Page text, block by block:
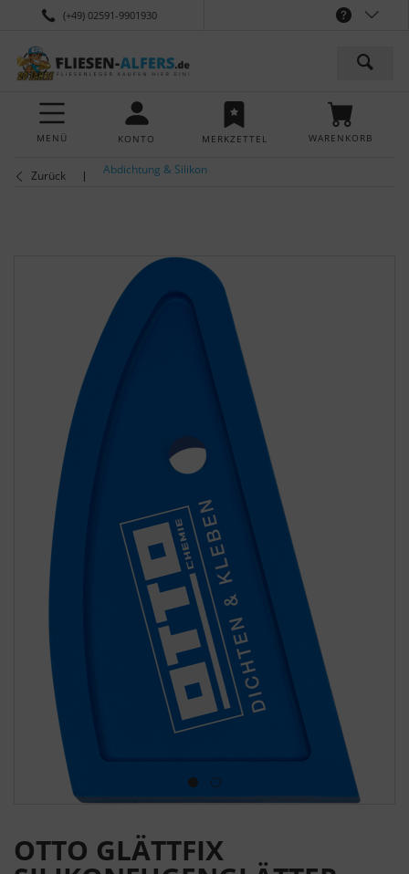
(+49) 02591-9901930
MENÜ KONTO MERKZETTEL WARENKORB
Zurück Abdichtung & Silikon
OTTO GLÄTTFIX